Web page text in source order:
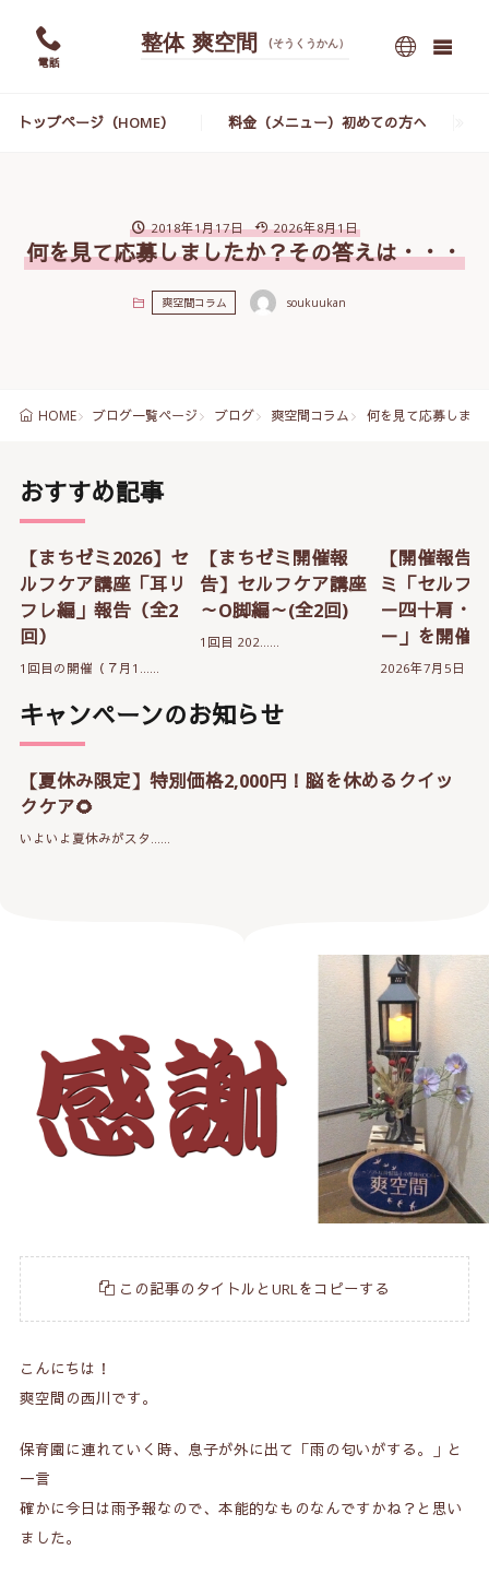
整体 爽空間 (そうくうかん）
電話
トップページ（HOME） 料金（メニュー）初めての方へ
2018年1月17日 2026年8月1日
何を見て応募しましたか？その答えは・・・
爽空間コラム soukuukan
HOME ブログ一覧ページ ブログ 爽空間コラム 何を見て応募しま
おすすめ記事
【まちゼミ2026】セ
ルフケア講座「耳リ
フレ編」報告（全2
回）
1回目の開催（７月1……
【まちゼミ開催報
告】セルフケア講座
～O脚編～(全2回)
1回目 202……
【開催報告
ミ「セルフ
－四十肩・
－」を開催
2026年7月5日（
キャンペーンのお知らせ
【夏休み限定】特別価格2,000円！脳を休めるクイッ
クケア🌻
いよいよ夏休みがスタ……
この記事のタイトルとURLをコピーする
こんにちは！
爽空間の西川です。
保育園に連れていく時、息子が外に出て「雨の匂いがする。」と
一言
確かに今日は雨予報なので、本能的なものなんですかね？と思い
ました。